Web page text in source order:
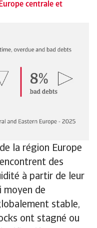
centrale et
la région Europe
des
à partir de leur
moyen de
stable,
ont stagné ou